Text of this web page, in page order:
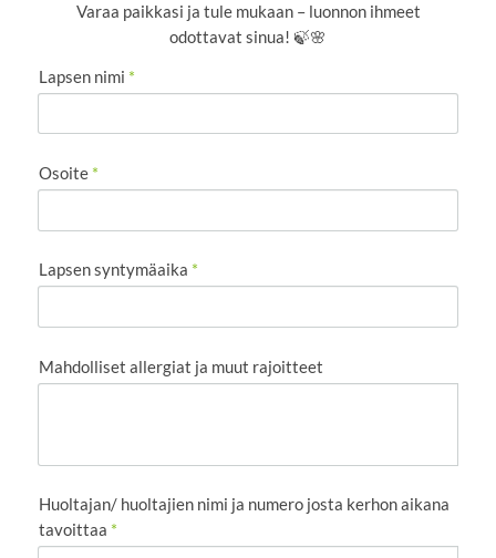
Varaa paikkasi ja tule mukaan – luonnon ihmeet
odottavat sinua! 🍃🌸
Lapsen nimi *
Osoite *
Lapsen syntymäaika *
Mahdolliset allergiat ja muut rajoitteet
Huoltajan/ huoltajien nimi ja numero josta kerhon aikana
tavoittaa *